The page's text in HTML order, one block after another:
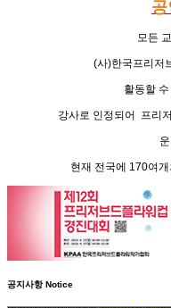
모든
(사)한국프리저
활동할
강사로 인정되어 프리
현재 전국에 170여개
공지사항 Notice